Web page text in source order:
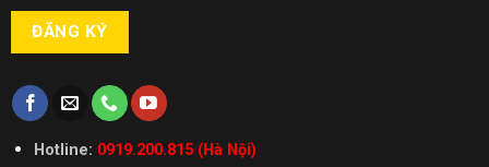
Hotline: 0919.200.815 (Hà Nội)